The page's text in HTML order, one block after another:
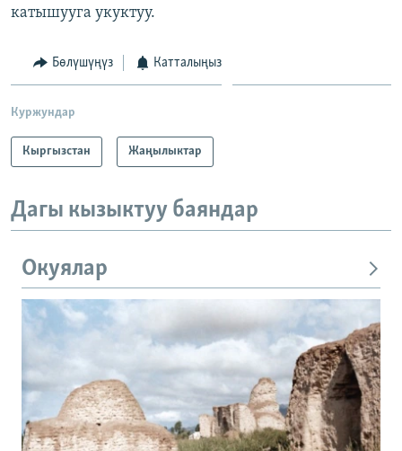
катышууга укуктуу.
Бөлүшүңүз Катталыңыз
Куржундар
Кыргызстан Жаңылыктар
Дагы кызыктуу баяндар
Окуялар